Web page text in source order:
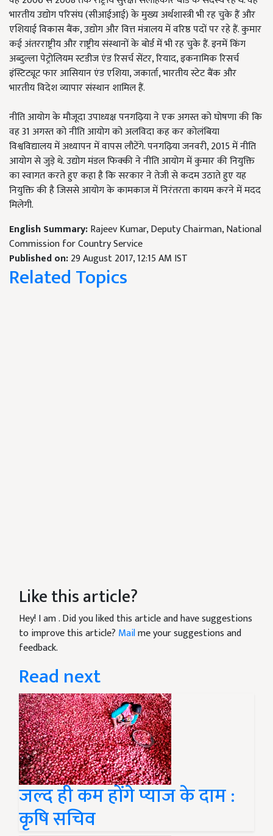
भारतीय उद्योग परिसंघ (सीआईआई) के मुख्य अर्थशास्त्री भी रह चुके हैं और
एशियाई विकास बैंक, उद्योग और वित्त मंत्रालय में वरिष्ठ पदों पर रहे हैं. कुमार
कई अंतरराष्ट्रीय और राष्ट्रीय संस्थानों के बोर्ड में भी रह चुके हैं. इनमें किंग
अब्दुल्ला पेट्रोलियम स्टडीज एंड रिसर्च सेंटर, रियाद, इकनामिक रिसर्च
इंस्टिट्यूट फार आसियान एंड एशिया, जकार्ता, भारतीय स्टेट बैंक और
भारतीय विदेश व्यापार संस्थान शामिल हैं.
नीति आयोग के मौजूदा उपाध्यक्ष पनगढ़िया ने एक अगस्त को घोषणा की कि
वह 31 अगस्त को नीति आयोग को अलविदा कह कर कोलंबिया
विश्वविद्यालय में अध्यापन में वापस लौटेंगे. पनगढ़िया जनवरी, 2015 में नीति
आयोग से जुड़े थे. उद्योग मंडल फिक्की ने नीति आयोग में कुमार की नियुक्ति
का स्वागत करते हुए कहा है कि सरकार ने तेजी से कदम उठाते हुए यह
नियुक्ति की है जिससे आयोग के कामकाज में निरंतरता कायम करने में मदद
मिलेगी.
English Summary:Rajeev Kumar, Deputy Chairman, National
Commission for Country Service
Published on:29 August 2017, 12:15 AM IST
Related Topics
Like this article?
Hey! I am. Did you liked this article and have suggestions
to improve this article? Mailme your suggestions and
feedback.
Read next
जल्द ही कम होंगे प्याज के दाम :
कृषि सचिव